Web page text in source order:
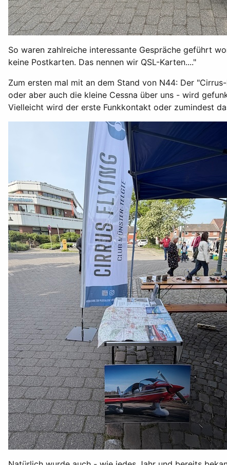
So waren zahlreiche interessante Gespräche geführt
keine Postkarten. Das nennen wir QSL-Karten...."
Zum ersten mal mit an dem Stand von N44: Der
oder aber auch die kleine Cessna über uns - wird
Vielleicht wird der erste Funkkontakt oder zumindest